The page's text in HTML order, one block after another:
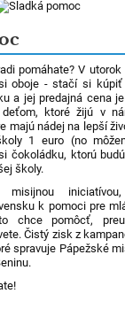
pomáhate? V
oboje - stačí si kúpiť
a jej predajná cena
ktoré žijú v
majú nádej na lepší
1 euro (no
čokoládku, ktorú
školy.
k pomoci pre
chce pomôcť,
Čistý zisk z
spravuje Pápežské